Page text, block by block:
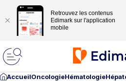
Retrouvez les contenus
Edimark sur l'application
mobile
AccueilOncologieHématologie